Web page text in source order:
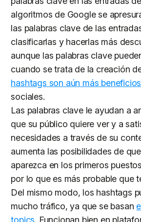
algoritmos de Google se
las palabras clave de las
clasificarlas y hacerlas más
aunque las palabras clave
cuando se trata de la creación
hashtags son aún más
sociales.
Las palabras clave le ayudan a
que su público quiere ver y a
necesidades a través de su
aumenta las posibilidades de
aparezca en los primeros
por lo que es más probable que
Del mismo modo, los hashtags
mucho tráfico, ya que se basan
topics . Funcionan bien en